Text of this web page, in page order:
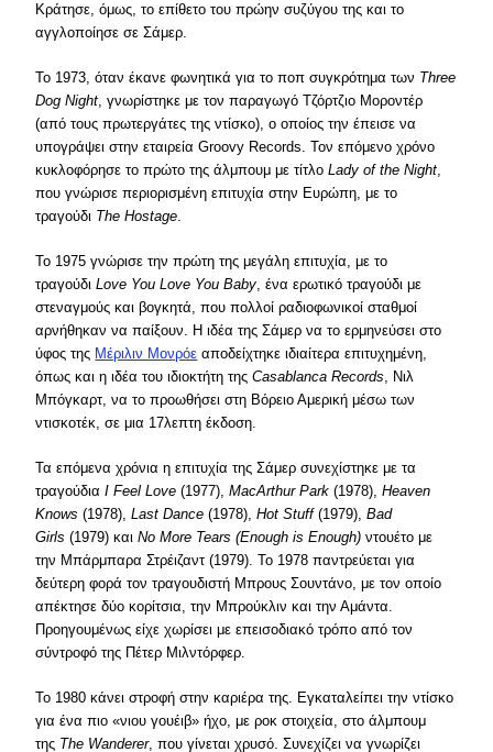
Κράτησε, όμως, το επίθετο του πρώην συζύγου της και το
αγγλοποίησε σε Σάμερ.
Το 1973, όταν έκανε φωνητικά για το ποπ συγκρότημα των Three
Dog Night, γνωρίστηκε με τον παραγωγό Τζόρτζιο Μοροντέρ
(από τους πρωτεργάτες της ντίσκο), ο οποίος την έπεισε να
υπογράψει στην εταιρεία Groovy Records. Τον επόμενο χρόνο
κυκλοφόρησε το πρώτο της άλμπουμ με τίτλοLady of the Night,
που γνώρισε περιορισμένη επιτυχία στην Ευρώπη, με το
τραγούδι The Hostage.
To 1975 γνώρισε την πρώτη της μεγάλη επιτυχία, με το
τραγούδιLove You Love You Baby, ένα ερωτικό τραγούδι με
στεναγμούς και βογκητά, που πολλοί ραδιοφωνικοί σταθμοί
αρνήθηκαν να παίξουν. Η ιδέα της Σάμερ να το ερμηνεύσει στο
ύφος της Μέριλιν Μονρόε αποδείχτηκε ιδιαίτερα επιτυχημένη,
όπως και η ιδέα του ιδιοκτήτη τηςCasablanca Records, Νιλ
Μπόγκαρτ, να το προωθήσει στη Βόρειο Αμερική μέσω των
ντισκοτέκ, σε μια 17λεπτη έκδοση.
Τα επόμενα χρόνια η επιτυχία της Σάμερ συνεχίστηκε με τα
τραγούδιαI Feel Love (1977),MacArthur Park (1978),Heaven
Knows (1978),Last Dance (1978),Hot Stuff(1979),Bad
Girls (1979) καιNo More Tears (Enough is Enough) ντουέτο με
την Μπάρμπαρα Στρέιζαντ (1979). Το 1978 παντρεύεται για
δεύτερη φορά τον τραγουδιστή Μπρους Σουντάνο, με τον οποίο
απέκτησε δύο κορίτσια, την Μπρούκλιν και την Αμάντα.
Προηγουμένως είχε χωρίσει με επεισοδιακό τρόπο από τον
σύντροφό της Πέτερ Μιλντόρφερ.
Το 1980 κάνει στροφή στην καριέρα της. Εγκαταλείπει την ντίσκο
για ένα πιο «νιου γουέιβ» ήχο, με ροκ στοιχεία, στο άλμπουμ
της Τhe Wanderer, που γίνεται χρυσό. Συνεχίζει να γνωρίζει